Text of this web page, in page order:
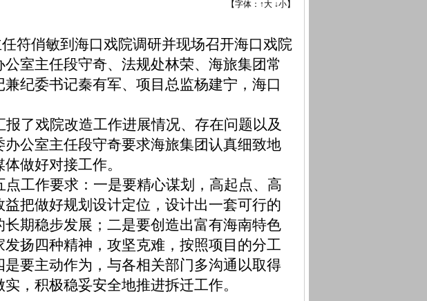
【字体： ↑大 ↓小】
符俏敏到海口戏院调研并现场召开海口戏院
室主任段守奇、法规处林荣、海旅集团常
纪委书记秦有军、项目总监杨建宁，海口
了戏院改造工作进展情况、存在问题以及
公室主任段守奇要求海旅集团认真细致地
做好对接工作。
工作要求：一是要精心谋划，高起点、高
把做好规划设计定位，设计出一套可行的
期稳步发展；二是要创造出富有海南特色
扬四种精神，攻坚克难，按照项目的分工
要主动作为，与各相关部门多沟通以取得
，积极稳妥安全地推进拆迁工作。